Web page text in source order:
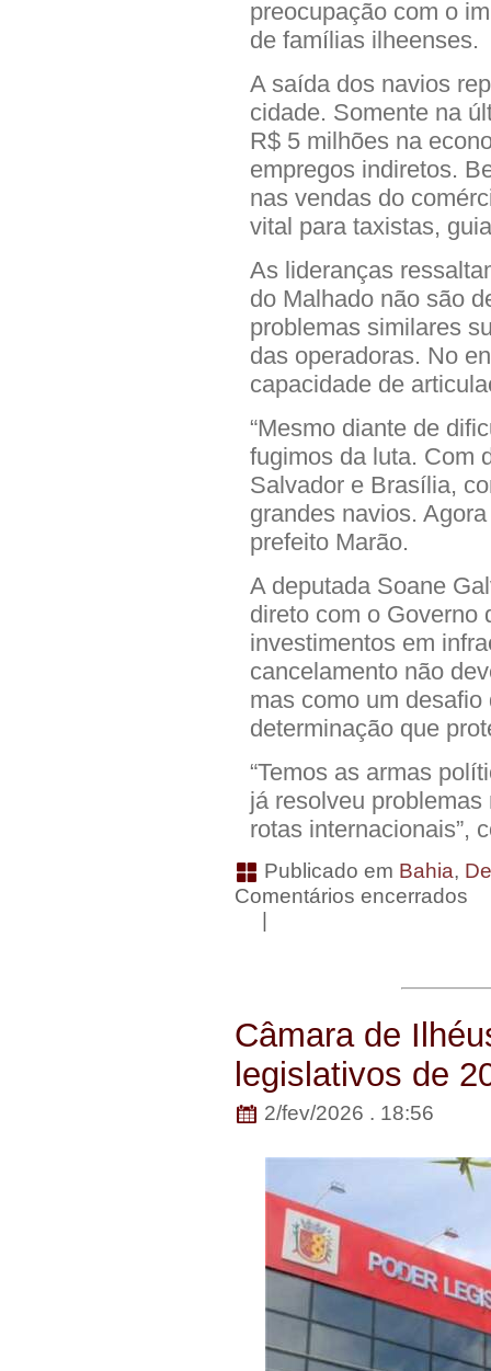
preocupação com o
de famílias ilheenses.
A saída dos navios
cidade. Somente na
R$ 5 milhões na
empregos indiretos.
nas vendas do
vital para taxistas,
As lideranças
do Malhado não são
problemas similares
das operadoras. No
capacidade de
“Mesmo diante de
fugimos da luta. Com
Salvador e Brasília,
grandes navios.
prefeito Marão.
A deputada Soane
direto com o Governo
investimentos em
cancelamento não
mas como um
determinação que
“Temos as armas
já resolveu
rotas internacionais”,
Publicado em Bahia,
Comentários encerrados
Câmara de
legislativos de
2/fev/2026 . 18:56